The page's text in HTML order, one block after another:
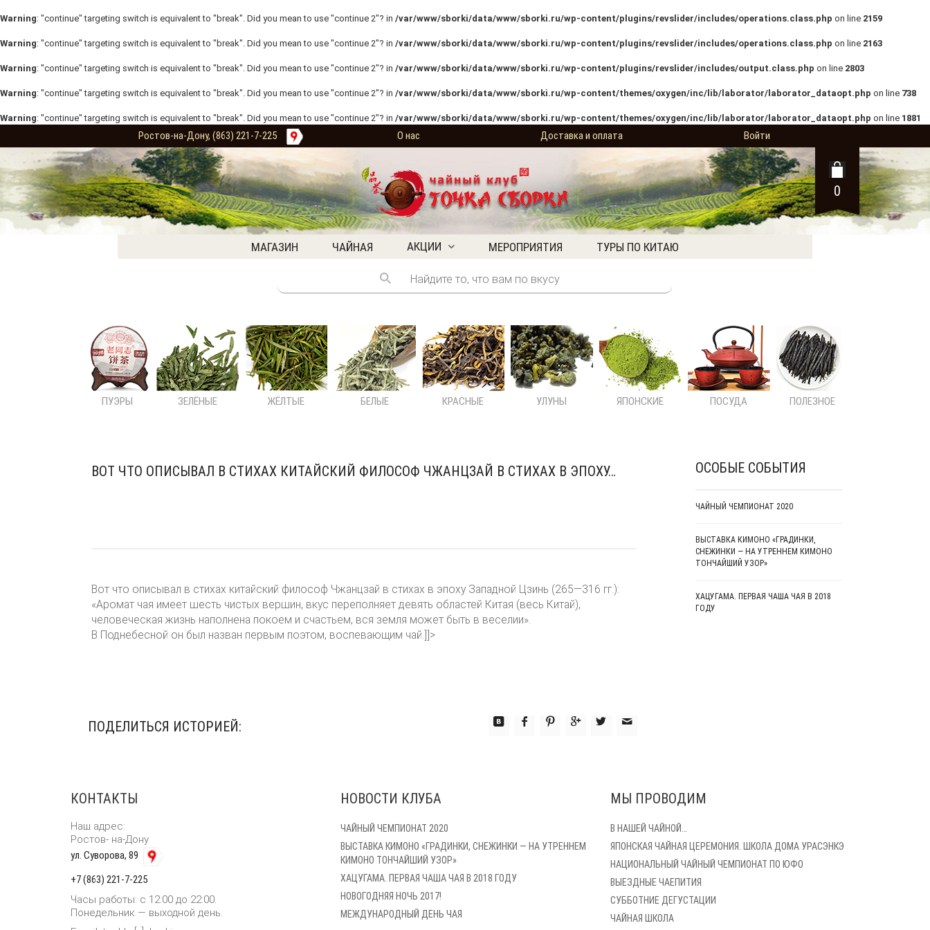
Warning: "continue" targeting switch is equivalent to "break". Did you mean to use "continue 2"? in /var/www/sborki/data/www/sborki.ru/wp-content/plugins/revslider/includes/operations.class.php on line 2159
Warning: "continue" targeting switch is equivalent to "break". Did you mean to use "continue 2"? in /var/www/sborki/data/www/sborki.ru/wp-content/plugins/revslider/includes/operations.class.php on line 2163
Warning: "continue" targeting switch is equivalent to "break". Did you mean to use "continue 2"? in /var/www/sborki/data/www/sborki.ru/wp-content/plugins/revslider/includes/output.class.php on line 2803
Warning: "continue" targeting switch is equivalent to "break". Did you mean to use "continue 2"? in /var/www/sborki/data/www/sborki.ru/wp-content/themes/oxygen/inc/lib/laborator/laborator_dataopt.php on line 738
Warning: "continue" targeting switch is equivalent to "break". Did you mean to use "continue 2"? in /var/www/sborki/data/www/sborki.ru/wp-content/themes/oxygen/inc/lib/laborator/laborator_dataopt.php on line 1881
Ростов-на-Дону, (863) 221-7-225 О нас Доставка и оплата Войти
МАГАЗИН ЧАЙНАЯ АКЦИИ МЕРОПРИЯТИЯ ТУРЫ ПО КИТАЮ
ПУЭРЫ ЗЕЛЁНЫЕ ЖЁЛТЫЕ БЕЛЫЕ КРАСНЫЕ УЛУНЫ ЯПОНСКИЕ ПОСУДА ПОЛЕЗНОЕ
0
ВОТ ЧТО ОПИСЫВАЛ В СТИХАХ КИТАЙСКИЙ ФИЛОСОФ ЧЖАНЦЗАЙ В СТИХАХ В ЭПОХУ…
Вот что описывал в стихах китайский философ Чжанцзай в стихах в эпоху Западной Цзинь (265—316 гг.):
«Аромат чая имеет шесть чистых вершин, вкус переполняет девять областей Китая (весь Китай),
человеческая жизнь наполнена покоем и счастьем, вся земля может быть в веселии».
В Поднебесной он был назван первым поэтом, воспевающим чай.]]>
ПОДЕЛИТЬСЯ ИСТОРИЕЙ:
ОСОБЫЕ СОБЫТИЯ
ЧАЙНЫЙ ЧЕМПИОНАТ 2020
ВЫСТАВКА КИМОНО «ГРАДИНКИ,
СНЕЖИНКИ — НА УТРЕННЕМ КИМОНО
ТОНЧАЙШИЙ УЗОР»
ХАЦУГАМА. ПЕРВАЯ ЧАША ЧАЯ В 2018
ГОДУ
КОНТАКТЫ
Наш адрес:
Ростов- на-Дону
ул. Суворова, 89
+7 (863) 221-7-225
Часы работы: с 12:00 до 22:00.
Понедельник — выходной день.
НОВОСТИ КЛУБА
ЧАЙНЫЙ ЧЕМПИОНАТ 2020
ВЫСТАВКА КИМОНО «ГРАДИНКИ, СНЕЖИНКИ — НА УТРЕННЕМ
КИМОНО ТОНЧАЙШИЙ УЗОР»
ХАЦУГАМА. ПЕРВАЯ ЧАША ЧАЯ В 2018 ГОДУ
НОВОГОДНЯЯ НОЧЬ 2017!
МЕЖДУНАРОДНЫЙ ДЕНЬ ЧАЯ
МЫ ПРОВОДИМ
В НАШЕЙ ЧАЙНОЙ…
ЯПОНСКАЯ ЧАЙНАЯ ЦЕРЕМОНИЯ. ШКОЛА ДОМА УРАСЭНКЭ
НАЦИОНАЛЬНЫЙ ЧАЙНЫЙ ЧЕМПИОНАТ ПО ЮФО
ВЫЕЗДНЫЕ ЧАЕПИТИЯ
СУББОТНИЕ ДЕГУСТАЦИИ
ЧАЙНАЯ ШКОЛА